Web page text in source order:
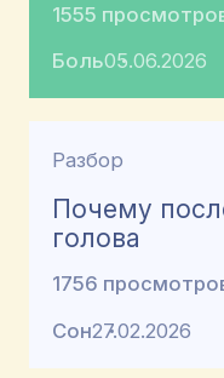
1555
Боль05.06.2026
Разбор
Почему
голова
1756
Сон27.02.2026